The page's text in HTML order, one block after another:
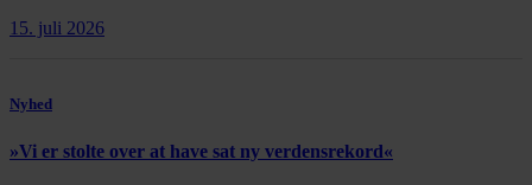
15. juli 2026
Nyhed
»Vi er stolte over at have sat ny verdensrekord«